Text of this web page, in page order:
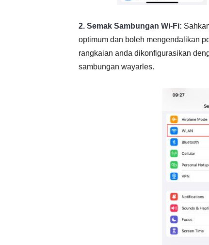
2. Semak Sambungan Wi-Fi:
optimum dan boleh mengendalikan
rangkaian anda dikonfigurasikan
sambungan wayarles.